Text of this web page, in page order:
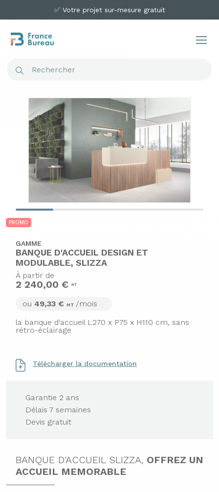
✅ Votre projet sur-mesure gratuit
PROMO
GAMME
BANQUE D'ACCUEIL DESIGN ET
MODULABLE, SLIZZA
À partir de
2 240,00 € HT
ou 49,33 € HT /mois
la banque d'accueil L270 x P75 x H110 cm, sans
rétro-éclairage
Télécharger la documentation
Garantie 2 ans
Délais 7 semaines
Devis gratuit
BANQUE D'ACCUEIL SLIZZA, OFFREZ UN
ACCUEIL MEMORABLE